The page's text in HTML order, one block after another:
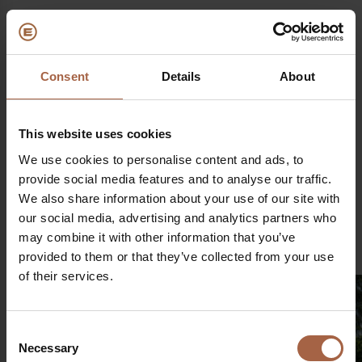
Consent Details About
This website uses cookies
We use cookies to personalise content and ads, to
provide social media features and to analyse our traffic.
We also share information about your use of our site with
our social media, advertising and analytics partners who
may combine it with other information that you’ve
provided to them or that they’ve collected from your use
of their services.
Selection
Necessary
Weitere Informationen
Composite
Ebusco 3.0
Teilen auf
Linkedin Facebook Twitter WhatsApp
Post
€